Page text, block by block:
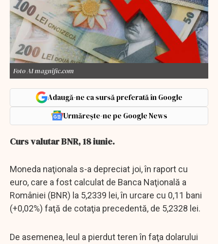
Foto AI magnific.com
Adaugă-ne ca sursă preferată în Google
Urmărește-ne pe Google News
Curs valutar BNR, 18 iunie.
Moneda naţionala s-a depreciat joi, în raport cu
euro, care a fost calculat de Banca Naţională a
României (BNR) la 5,2339 lei, în urcare cu 0,11 bani
(+0,02%) faţă de cotaţia precedentă, de 5,2328 lei.
De asemenea, leul a pierdut teren în faţa dolarului